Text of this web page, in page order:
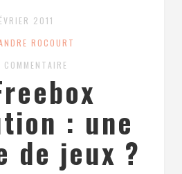
2011
ROCOURT
COMMENTAIRE
: une
de jeux ?